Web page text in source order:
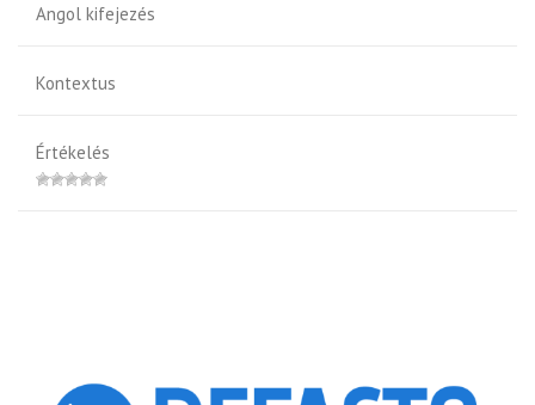
Angol kifejezés
Kontextus
Értékelés